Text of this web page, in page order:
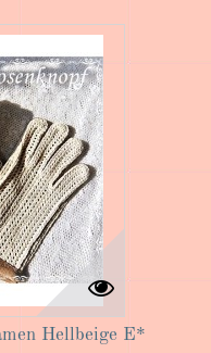
Hellbeige E*